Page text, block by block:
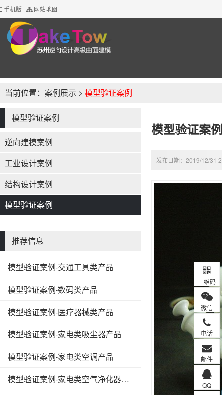
手机版 网站地图
当前位置： 案例展示 > 模型验证案例
模型验证案例
逆向建模案例
工业设计案例
结构设计案例
模型验证案例
推荐信息
模型验证案例-交通工具类产品
模型验证案例-数码类产品
模型验证案例-医疗器械类产品
模型验证案例-家电类吸尘器产品
模型验证案例-家电类空调产品
模型验证案例-家电类空气净化器产品
模型验证案
发布日期：2019/12/31
二维码
微信
电话
邮件
QQ